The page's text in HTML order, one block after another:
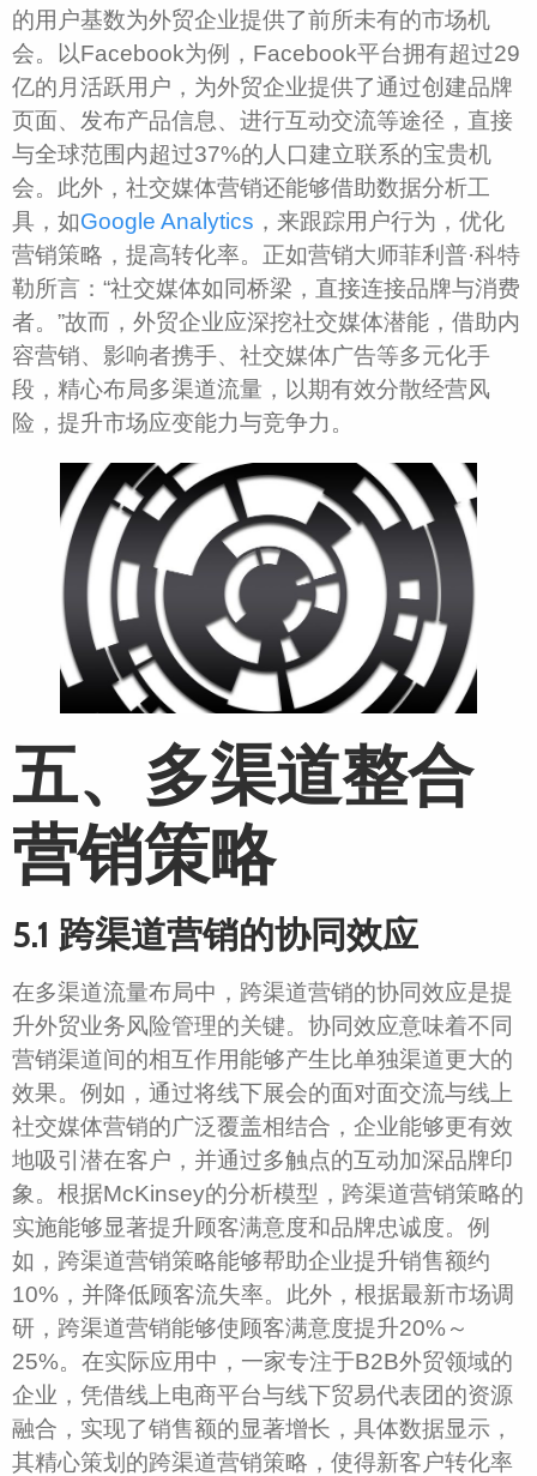
的用户基数为外贸企业提供了前所未有的市场机
会。以Facebook为例，Facebook平台拥有超过29
亿的月活跃用户，为外贸企业提供了通过创建品牌
页面、发布产品信息、进行互动交流等途径，直接
与全球范围内超过37%的人口建立联系的宝贵机
会。此外，社交媒体营销还能够借助数据分析工
具，如Google Analytics ，来跟踪用户行为，优化
营销策略，提高转化率。正如营销大师菲利普·科特
勒所言：“社交媒体如同桥梁，直接连接品牌与消费
者。”故而，外贸企业应深挖社交媒体潜能，借助内
容营销、影响者携手、社交媒体广告等多元化手
段，精心布局多渠道流量，以期有效分散经营风
险，提升市场应变能力与竞争力。
五、多渠道整合
营销策略
5.1 跨渠道营销的协同效应
在多渠道流量布局中，跨渠道营销的协同效应是提
升外贸业务风险管理的关键。协同效应意味着不同
营销渠道间的相互作用能够产生比单独渠道更大的
效果。例如，通过将线下展会的面对面交流与线上
社交媒体营销的广泛覆盖相结合，企业能够更有效
地吸引潜在客户，并通过多触点的互动加深品牌印
象。根据McKinsey的分析模型，跨渠道营销策略的
实施能够显著提升顾客满意度和品牌忠诚度。例
如，跨渠道营销策略能够帮助企业提升销售额约
10%，并降低顾客流失率。此外，根据最新市场调
研，跨渠道营销能够使顾客满意度提升20%～
25%。在实际应用中，一家专注于B2B外贸领域的
企业，凭借线上电商平台与线下贸易代表团的资源
融合，实现了销售额的显著增长，具体数据显示，
其精心策划的跨渠道营销策略，使得新客户转化率